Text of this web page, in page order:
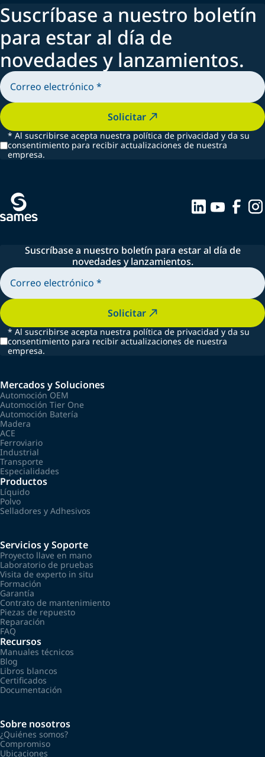
Suscríbase a nuestro boletín
para estar al día de
novedades y lanzamientos.
Solicitar
* Al suscribirse acepta nuestra política de privacidad y da su
consentimiento para recibir actualizaciones de nuestra
empresa.
Suscríbase a nuestro boletín para estar al día de
novedades y lanzamientos.
Solicitar
* Al suscribirse acepta nuestra política de privacidad y da su
consentimiento para recibir actualizaciones de nuestra
empresa.
Mercados y Soluciones
Automoción OEM
Automoción Tier One
Automoción Batería
Madera
ACE
Ferroviario
Industrial
Transporte
Especialidades
Productos
Líquido
Polvo
Selladores y Adhesivos
Servicios y Soporte
Proyecto llave en mano
Laboratorio de pruebas
Visita de experto in situ
Formación
Garantía
Contrato de mantenimiento
Piezas de repuesto
Reparación
FAQ
Recursos
Manuales técnicos
Blog
Libros blancos
Certificados
Documentación
Sobre nosotros
¿Quiénes somos?
Compromiso
Ubicaciones